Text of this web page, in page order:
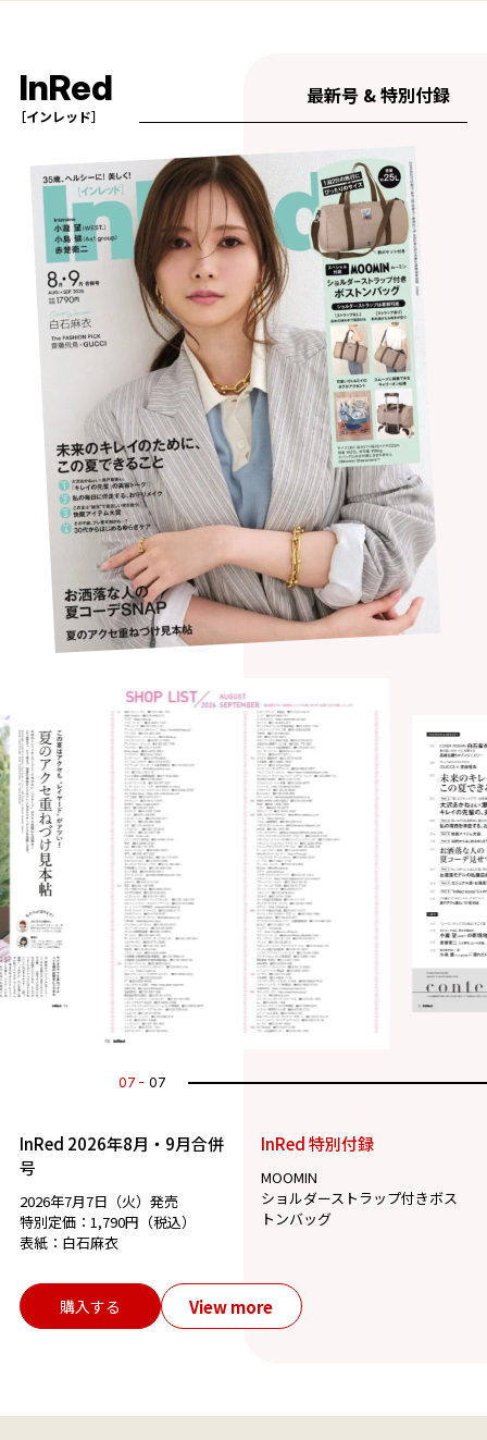
InRed
［インレッド］
最新号 & 特別付録
07 07
InRed 2026年8月・9月合併
号
2026年7月7日（火）発売
特別定価：1,790円（税込）
表紙：白石麻衣
InRed 特別付録
MOOMIN
ショルダーストラップ付きボス
トンバッグ
購入する View more